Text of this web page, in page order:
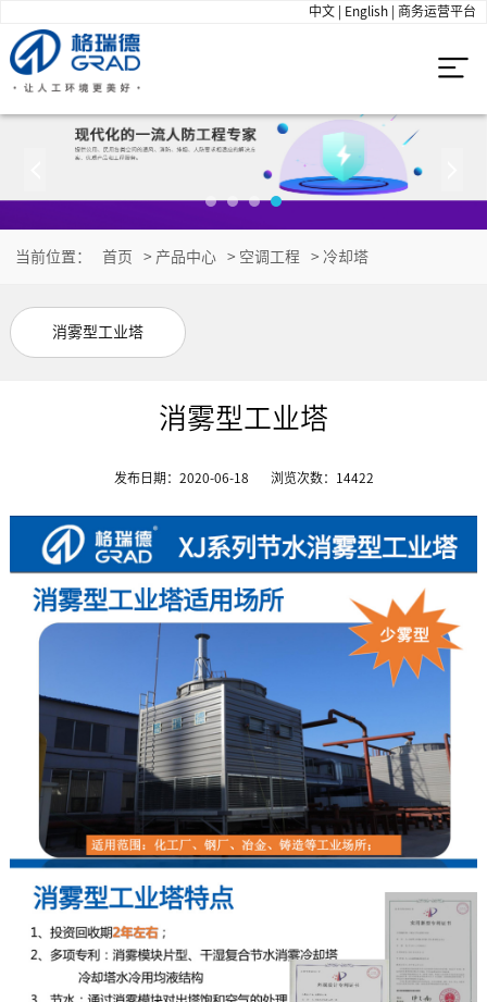
中文 English |商务运营平台
当前位置： 首页 > 产品中心 > 空调工程 > 冷却塔
消雾型工业塔
消雾型工业塔
发布日期：2020-06-18 浏览次数： 14422